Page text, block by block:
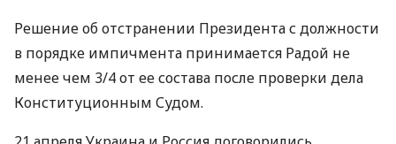
Решение об отстранении Президента с должности
в порядке импичмента принимается Радой не
менее чем 3/4 от ее состава после проверки дела
Конституционным Судом.